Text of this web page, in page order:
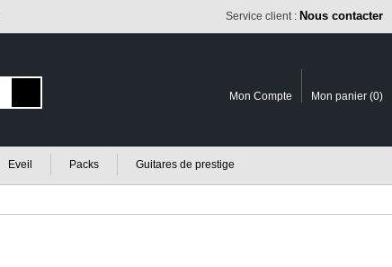
Service client : Nous contacter
Mon Compte Mon panier (0)
Eveil Packs Guitares de prestige